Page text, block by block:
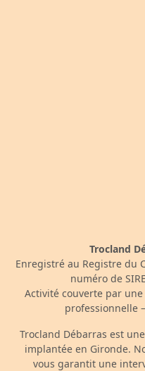
Trocland
Enregistré au Registre du
numéro de
Activité couverte par
professionnelle
Trocland Débarras est
implantée en Gironde.
vous garantit une